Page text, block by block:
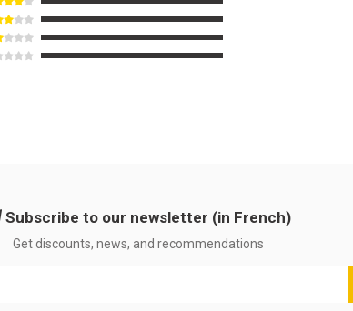
Subscribe to our newsletter (in French)
Get discounts, news, and recommendations